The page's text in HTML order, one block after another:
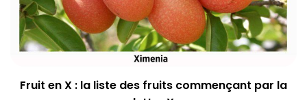
Fruit en X : la liste des fruits commençant par la